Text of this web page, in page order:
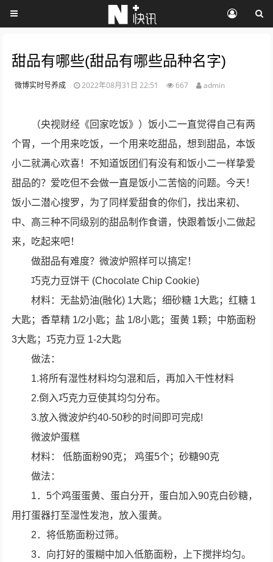
甜品有哪些(甜品有哪些品种名字)
微博实时号养成 2022年08月31日 22:51 667 admin
（央视财经《回家吃饭》）饭小二一直觉得自己有两
个胃，一个用来吃饭，一个用来吃甜品，想到甜品，本饭
小二就满心欢喜！不知道饭团们有没有和饭小二一样挚爱
甜品的？爱吃但不会做一直是饭小二苦恼的问题。今天！
饭小二潜心搜罗，为了同样爱甜食的你们，找出来初、
中、高三种不同级别的甜品制作食谱，快跟着饭小二做起
来，吃起来吧！
做甜品有难度？微波炉照样可以搞定！
巧克力豆饼干 (Chocolate Chip Cookie)
材料：无盐奶油(融化) 1大匙；细砂糖 1大匙；红糖 1
大匙；香草精 1/2小匙；盐 1/8小匙；蛋黄 1颗；中筋面粉
3大匙；巧克力豆 1-2大匙
做法：
1.将所有湿性材料均匀混和后，再加入干性材料
2.倒入巧克力豆使其均匀分布。
3.放入微波炉约40-50秒的时间即可完成!
微波炉蛋糕
材料： 低筋面粉90克； 鸡蛋5个；砂糖90克
做法：
1．5个鸡蛋蛋黄、蛋白分开，蛋白加入90克白砂糖，
用打蛋器打至湿性发泡，放入蛋黄。
2．将低筋面粉过筛。
3．向打好的蛋糊中加入低筋面粉，上下搅拌均匀。